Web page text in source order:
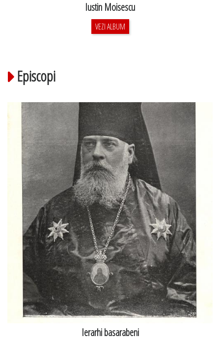
Iustin Moisescu
VEZI ALBUM
Episcopi
Ierarhi basarabeni